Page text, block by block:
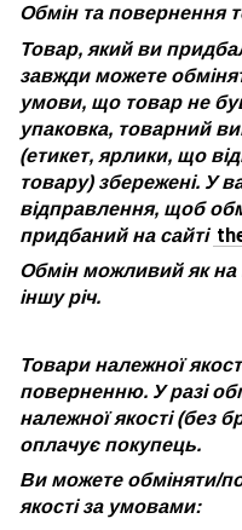
Обмін та повернення
Товар, який ви
завжди можете
умови, що товар не
упаковка, товарний
(етикет, ярлики, що
товару) збережені. У
відправлення, щоб
придбаний на сайті
Обмін можливий як на
іншу річ.
Товари належної
поверненню. У разі
належної якості (без
оплачує покупець.
Ви можете обміняти/
якості за умовами: